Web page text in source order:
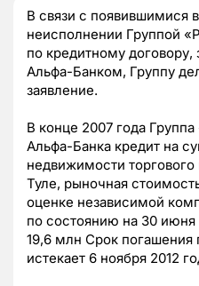
В связи с
неисполнении Группой
по кредитному
Альфа-Банком, Группу
заявление.
В конце 2007 года
Альфа-Банка кредит на
недвижимости
Туле, рыночная
оценке независимой
по состоянию на 30 июня
19,6 млн Срок погашения
истекает 6 ноября 2012